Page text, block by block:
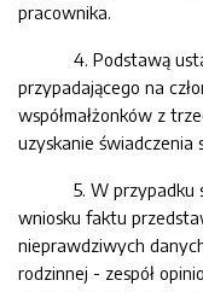
pracownika.
4. Podstawą
przypadającego na
współmałżonków z
uzyskanie świadczenia
5. W przypadku
wniosku faktu
nieprawdziwych
rodzinnej - zespół